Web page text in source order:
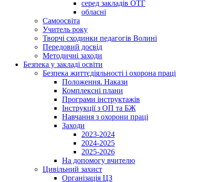
серед закладів ОТГ
обласні
Самоосвіта
Учитель року
Творчі сходинки педагогів Волині
Передовий досвід
Методичні заходи
Безпека у закладі освіти
Безпека життєдіяльності і охорона праці
Положення. Накази
Комплексні плани
Програми інструктажів
Інструкції з ОП та БЖ
Навчання з охорони праці
Заходи
2023-2024
2024-2025
2025-2026
На допомогу вчителю
Цивільний захист
Організація ЦЗ